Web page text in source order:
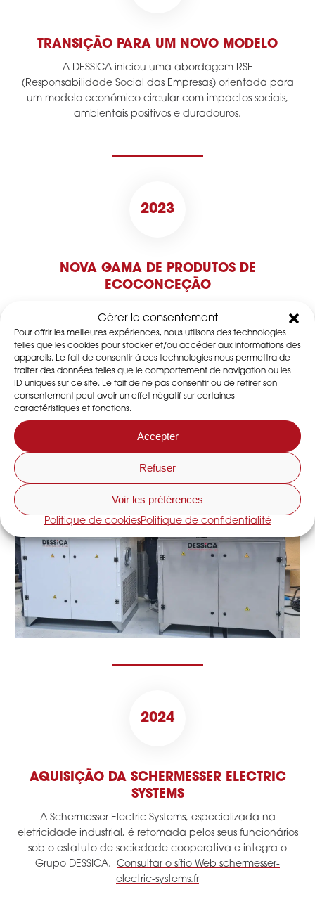
Gérer le consentement
Pour offrir les meilleures expériences, nous utilisons des technologies
telles que les cookies pour stocker et/ou accéder aux informations des
appareils. Le fait de consentir à ces technologies nous permettra de
traiter des données telles que le comportement de navigation ou les
ID uniques sur ce site. Le fait de ne pas consentir ou de retirer son
consentement peut avoir un effet négatif sur certaines
caractéristiques et fonctions.
Accepter
Refuser
Voir les préférences
Politique de cookiesPolitique de confidentialité
TRANSIÇÃO PARA UM NOVO MODELO
A DESSICA iniciou uma abordagem RSE
(Responsabilidade Social das Empresas) orientada para
um modelo económico circular com impactos sociais,
ambientais positivos e duradouros.
2023
NOVA GAMA DE PRODUTOS DE
ECOCONCEÇÃO
comercialização de novas gamas de desidratadores de
ar fabricados integralmente nas suas oficinas e Made in
France. Estes novos desidratadores são mais eficientes e
mais ergonómicos, com uma eficiência energética acima
de 10%.
2024
AQUISIÇÃO DA SCHERMESSER ELECTRIC
SYSTEMS
A Schermesser Electric Systems, especializada na
eletricidade industrial, é retomada pelos seus funcionários
sob o estatuto de sociedade cooperativa e integra o
Grupo DESSICA. Consultar o sítio Web schermesser-
electric-systems.fr